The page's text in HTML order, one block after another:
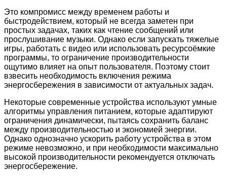
Это компромисс между временем работы и
быстродействием, который не всегда заметен при
простых задачах, таких как чтение сообщений или
прослушивание музыки. Однако если запускать тяжелые
игры, работать с видео или использовать ресурсоёмкие
программы, то ограничение производительности
ощутимо влияет на опыт пользователя. Поэтому стоит
взвесить необходимость включения режима
энергосбережения в зависимости от актуальных задач.
Некоторые современные устройства используют умные
алгоритмы управления питанием, которые адаптируют
ограничения динамически, пытаясь сохранить баланс
между производительностью и экономией энергии.
Однако однозначно ускорить работу устройства в этом
режиме невозможно, и при необходимости максимально
высокой производительности рекомендуется отключать
энергосбережение.